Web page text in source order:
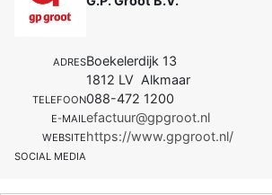
ADRESBoekelerdijk 13
1812 LV Alkmaar
TELEFOON088-472 1200
E-MAILefactuur@gpgroot.nl
WEBSITEhttps://www.gpgroot.nl/
SOCIAL MEDIA